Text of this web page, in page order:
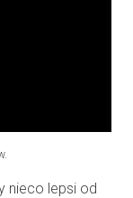
nieco lepsi od